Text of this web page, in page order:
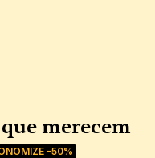
merecem
-50%